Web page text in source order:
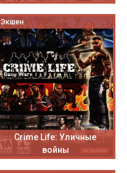
Экшен
Crime Life: Уличные
войны